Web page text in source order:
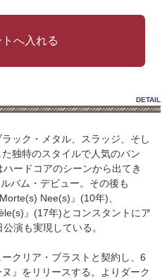
トへ入れる
DETAIL
ック・メタル、スラッジ、そし
独特のスタイルで人気のバン
ードコアのシーンから出てき
バム・デビュー。その後も
Nee(s)』(10年)、
』(17年)とコンスタントにア
演も実現している。
クリア・ブラストと契約し、6
』をリリースする。よりダーク